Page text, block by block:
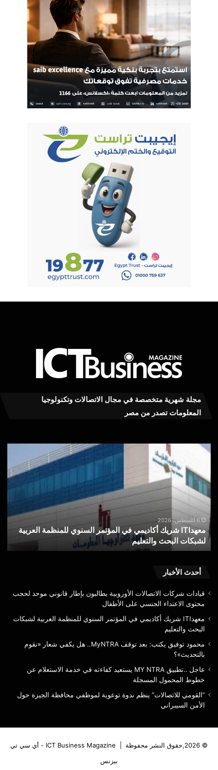
مجلة شهرية متخصصة في مجال الاتصالات وتكنولوجيا
المعلومات تصدر من مصر
أكاديمي
في
المؤتمر
السنوي
للمنظمة
العربية
لشبكات
البحث
والتعليم
6 أغسطس، 2026
معهدITI شريك أكاديمي في المؤتمر السنوي للمنظمة العربية
لشبكات البحث والتعليم
بعد
أحدث الأخبار
قيادات شركات الاتصالات الأوروبية يطالبون بإطار قانوني موحد لحجب
محتوى الاعتداء الجنسي على الأطفال
معهدITI شريك أكاديمي في المؤتمر السنوي للمنظمة العربية لشبكات
البحث والتعليم
محمود توفيق يكتب: بعد توقف MyNTRA.. هل يكفي شعار «نقوم
بالتحديث»؟
عاجل ..تطبيق MY NTRA يستعيد كفاءته في خدمة الاستعلام عن
خطوط المحمول المسجلة
“القومي للاتصالات” ينظم ندوة توعوية لموظفي محافظة الجيزة حول
الأمن السيبراني
© 2026,حقوق النشر محفوظة |
ICT Business Magazine - أي سي تي
بيزنس